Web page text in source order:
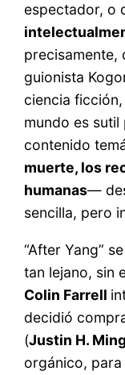
espectador, o
precisamente,
guionista
ciencia
mundo es
contenido
muerte, los
humanas—
sencilla, pero
“After Yang”
tan lejano, sin
Colin Farrell
decidió
(Justin H. Ming
orgánico,